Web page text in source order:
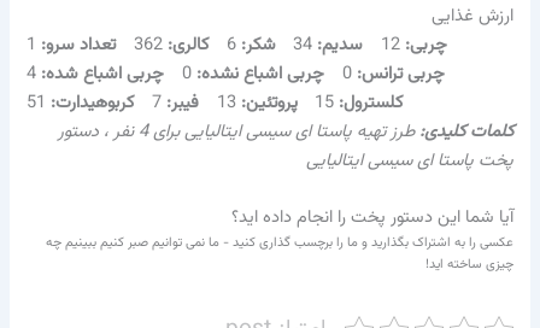
ارزش غذایی
تعداد سرو: 1 کالری: 362 شکر: 6 سدیم: 34 چربی: 12
چربی اشباع شده: 4 چربی اشباع نشده: 0 چربی ترانس: 0
کربوهیدارت: 51 فیبر: 7 پروتئین: 13 کلسترول: 15
کلمات کلیدی:
طرز تهیه پاستا ای سیسی ایتالیایی برای 4 نفر ، دستور
پخت پاستا ای سیسی ایتالیایی
آیا شما این دستور پخت را انجام داده اید؟
عکسی را به اشتراک بگذارید و ما را برچسب گذاری کنید - ما نمی توانیم صبر کنیم ببینیم چه
چیزی ساخته اید!